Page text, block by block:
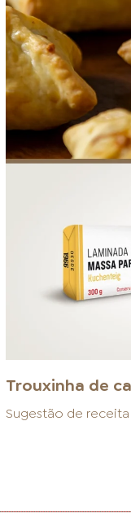
Trouxinha de
Sugestão de